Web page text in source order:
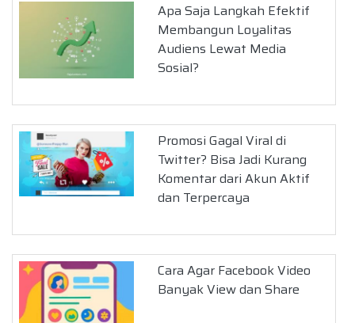
Apa Saja Langkah Efektif
Membangun Loyalitas
Audiens Lewat Media
Sosial?
Promosi Gagal Viral di
Twitter? Bisa Jadi Kurang
Komentar dari Akun Aktif
dan Terpercaya
Cara Agar Facebook Video
Banyak View dan Share